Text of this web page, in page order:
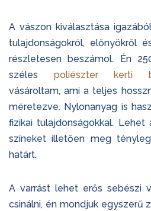
A vászon kiválasztása
tulajdonságokról, előnyökről
részletesen beszámol. Én
széles poliészter kerti
vásároltam, ami a teljes
méretezve. Nylonanyag is
fizikai tulajdonságokkal.
színeket illetően meg
határt.
A varrást lehet erős sebészi
csinálni, én mondjuk egyszerű